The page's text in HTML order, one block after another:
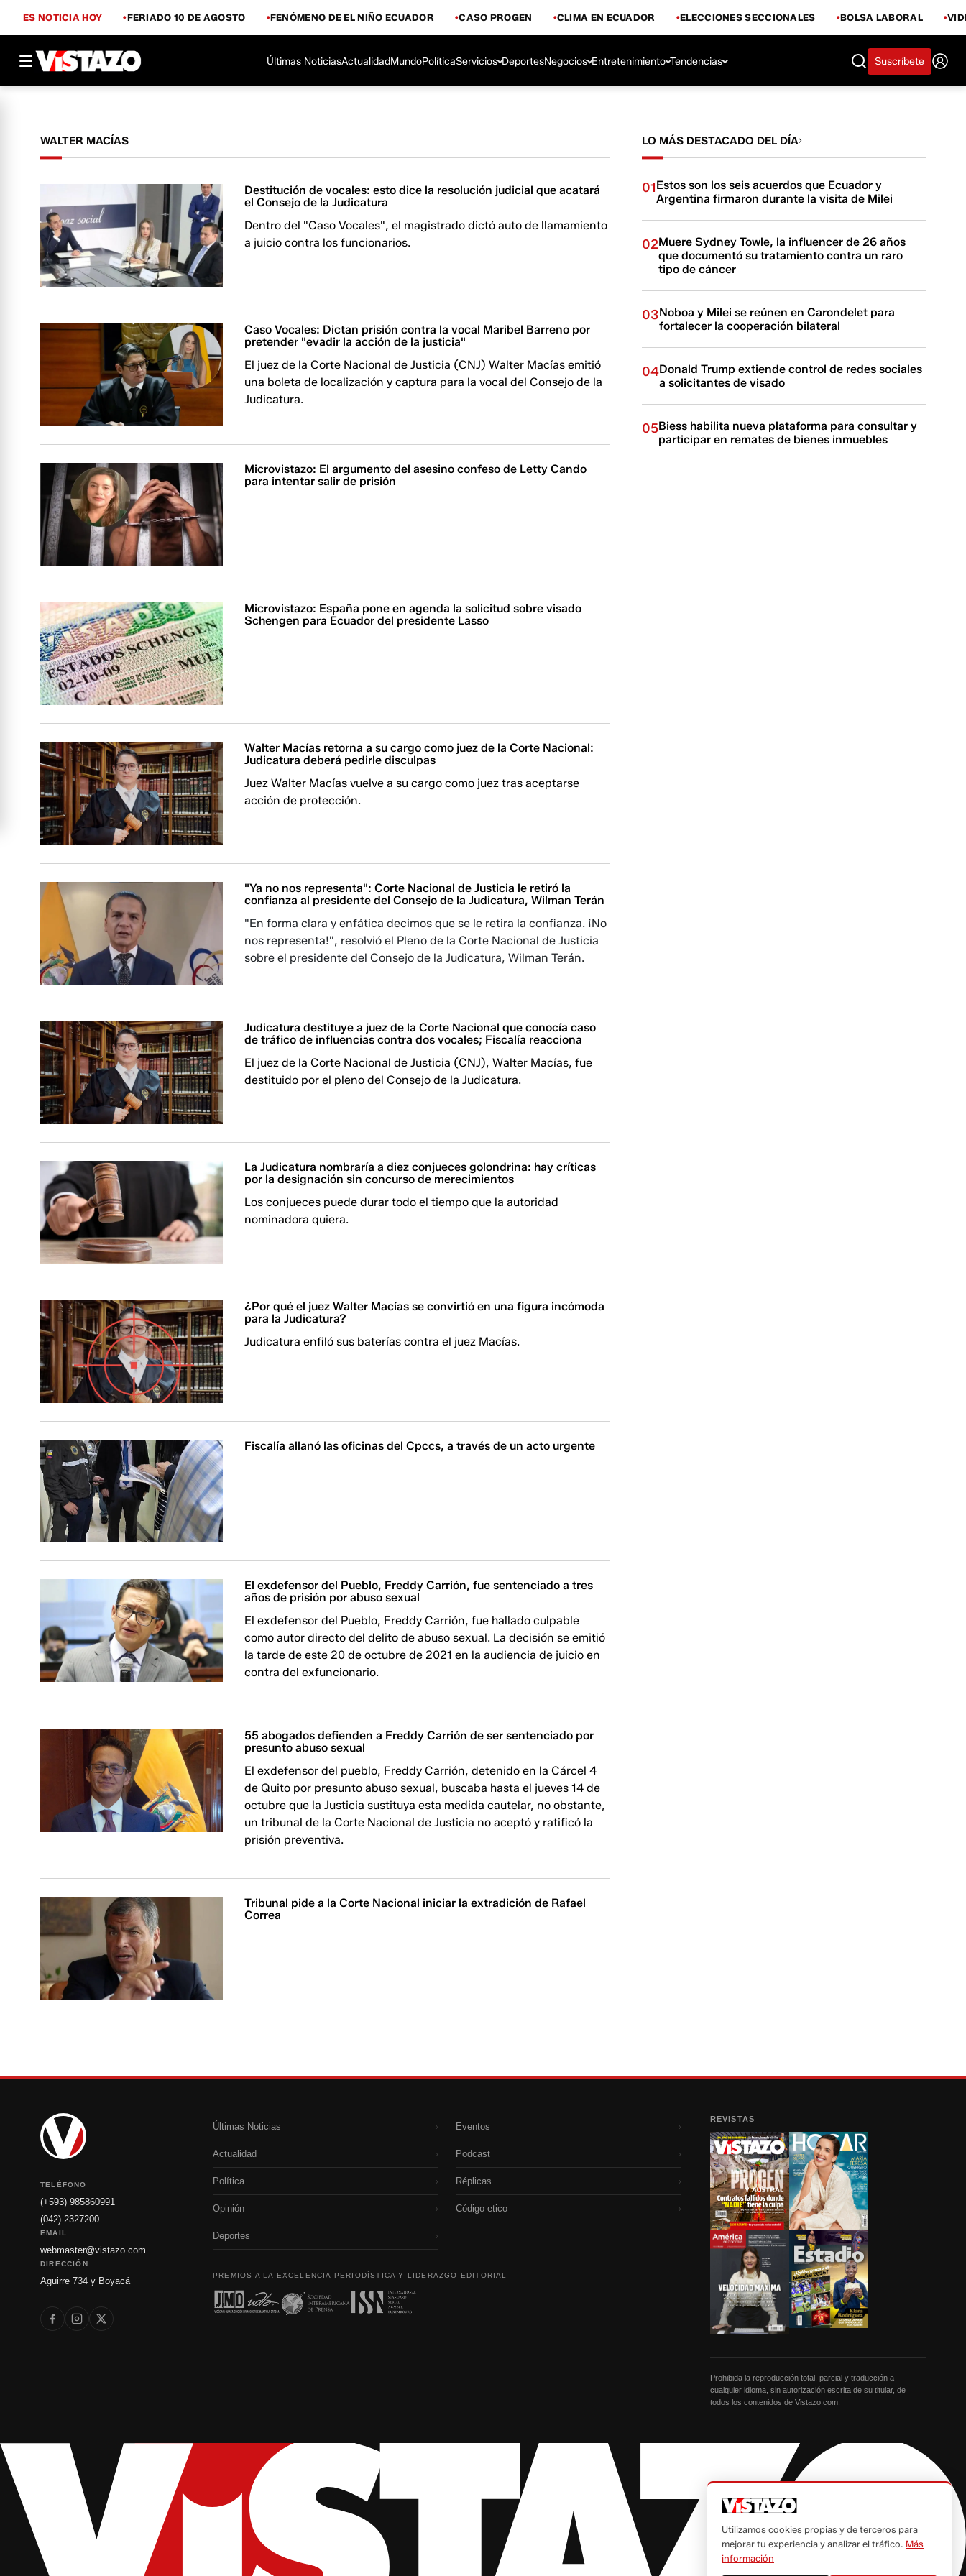
ES NOTICIA HOY FERIADO 10 DE AGOSTO FENÓMENO DE EL NIÑO ECUADOR CASO PROGEN CLIMA EN ECUADOR ELECCIONES SECCIONALES BOLSA LABORAL
Últimas NoticiasActualidadMundoPolíticaServicios DeportesNegocios Entretenimiento Tendencias Suscríbete
WALTER MACÍAS
Destitución de vocales: esto dice la resolución judicial que acatará
el Consejo de la Judicatura
Dentro del "Caso Vocales", el magistrado dictó auto de llamamiento
a juicio contra los funcionarios.
Caso Vocales: Dictan prisión contra la vocal Maribel Barreno por
pretender "evadir la acción de la justicia"
El juez de la Corte Nacional de Justicia (CNJ) Walter Macías emitió
una boleta de localización y captura para la vocal del Consejo de la
Judicatura.
Microvistazo: El argumento del asesino confeso de Letty Cando
para intentar salir de prisión
Microvistazo: España pone en agenda la solicitud sobre visado
Schengen para Ecuador del presidente Lasso
Walter Macías retorna a su cargo como juez de la Corte Nacional:
Judicatura deberá pedirle disculpas
Juez Walter Macías vuelve a su cargo como juez tras aceptarse
acción de protección.
"Ya no nos representa": Corte Nacional de Justicia le retiró la
confianza al presidente del Consejo de la Judicatura, Wilman Terán
"En forma clara y enfática decimos que se le retira la confianza. ¡No
nos representa!", resolvió el Pleno de la Corte Nacional de Justicia
sobre el presidente del Consejo de la Judicatura, Wilman Terán.
Judicatura destituye a juez de la Corte Nacional que conocía caso
de tráfico de influencias contra dos vocales; Fiscalía reacciona
El juez de la Corte Nacional de Justicia (CNJ), Walter Macías, fue
destituido por el pleno del Consejo de la Judicatura.
La Judicatura nombraría a diez conjueces golondrina: hay críticas
por la designación sin concurso de merecimientos
Los conjueces puede durar todo el tiempo que la autoridad
nominadora quiera.
¿Por qué el juez Walter Macías se convirtió en una figura incómoda
para la Judicatura?
Judicatura enfiló sus baterías contra el juez Macías.
Fiscalía allanó las oficinas del Cpccs, a través de un acto urgente
El exdefensor del Pueblo, Freddy Carrión, fue sentenciado a tres
años de prisión por abuso sexual
El exdefensor del Pueblo, Freddy Carrión, fue hallado culpable
como autor directo del delito de abuso sexual. La decisión se emitió
la tarde de este 20 de octubre de 2021 en la audiencia de juicio en
contra del exfuncionario.
55 abogados defienden a Freddy Carrión de ser sentenciado por
presunto abuso sexual
El exdefensor del pueblo, Freddy Carrión, detenido en la Cárcel 4
de Quito por presunto abuso sexual, buscaba hasta el jueves 14 de
octubre que la Justicia sustituya esta medida cautelar, no obstante,
un tribunal de la Corte Nacional de Justicia no aceptó y ratificó la
prisión preventiva.
Tribunal pide a la Corte Nacional iniciar la extradición de Rafael
Correa
LO MÁS DESTACADO DEL DÍA
01Estos son los seis acuerdos que Ecuador y
Argentina firmaron durante la visita de Milei
02Muere Sydney Towle, la influencer de 26 años
que documentó su tratamiento contra un raro
tipo de cáncer
03Noboa y Milei se reúnen en Carondelet para
fortalecer la cooperación bilateral
04Donald Trump extiende control de redes sociales
a solicitantes de visado
05Biess habilita nueva plataforma para consultar y
participar en remates de bienes inmuebles
TELÉFONO
(+593) 985860991
(042) 2327200
EMAIL
webmaster@vistazo.com
DIRECCIÓN
Aguirre 734 y Boyacá
Últimas Noticias ›
Actualidad ›
Política ›
Opinión ›
Deportes ›
Eventos ›
Podcast ›
Réplicas ›
Código etico ›
PREMIOS A LA EXCELENCIA PERIODÍSTICA Y LIDERAZGO EDITORIAL
REVISTAS
Prohibida la reproducción total, parcial y traducción a
cualquier idioma, sin autorización escrita de su titular, de
todos los contenidos de Vistazo.com.
Utilizamos cookies propias y de terceros para
mejorar tu experiencia y analizar el tráfico. Más
información